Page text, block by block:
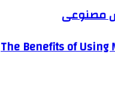
مصنوعی
The Benefits of Using